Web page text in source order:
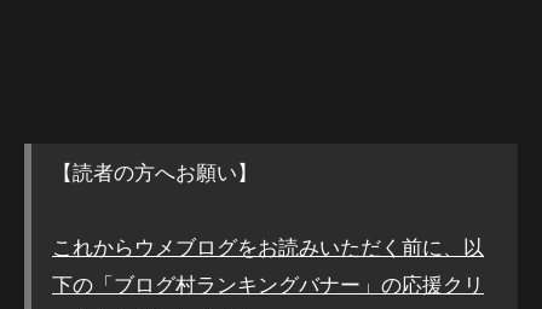
【読者の方へお願い】
これからウメブログをお読みいただく前に、以
下の「ブログ村ランキングバナー」の応援クリ